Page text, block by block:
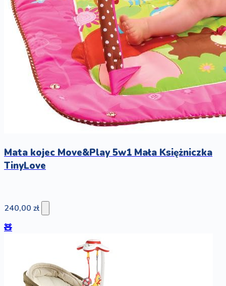
Mata kojec Move&Play 5w1 Mała Księżniczka
TinyLove
240,00 zł
🧸